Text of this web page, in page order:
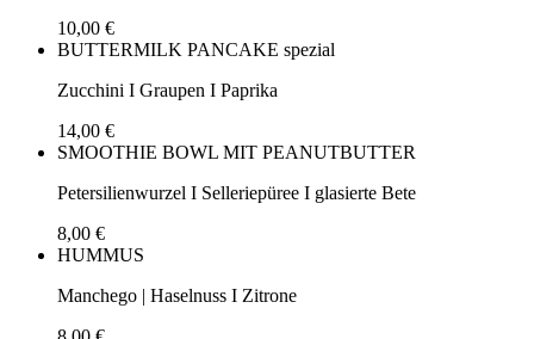
10,00 €
BUTTERMILK PANCAKE spezial
Zucchini I Graupen I Paprika
14,00 €
SMOOTHIE BOWL MIT PEANUTBUTTER
Petersilienwurzel I Selleriepüree I glasierte Bete
8,00 €
HUMMUS
Manchego | Haselnuss I Zitrone